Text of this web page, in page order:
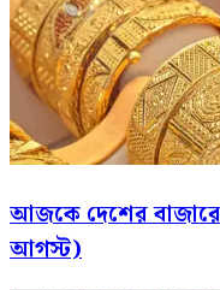
আজকে দেশের বাজারে
আগস্ট)